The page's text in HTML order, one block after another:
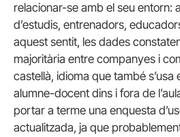
relacionar-se amb el seu entorn:
d’estudis, entrenadors,
aquest sentit, les dades
majoritària entre companyes i
castellà, idioma que també s’usa
alumne-docent dins i fora de
portar a terme una enquesta
actualitzada, ja que